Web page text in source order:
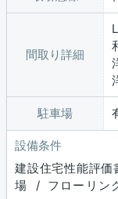
間取り詳細
駐車場
設備条件
建設住宅性能評
場 / フローリン